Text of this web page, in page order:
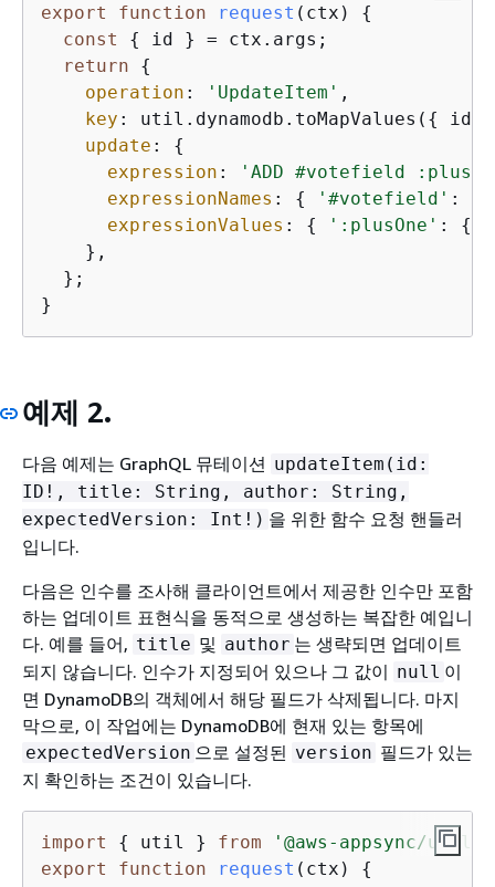
export
function request ( ctx ) {
const
{
id } = ctx.args;
return
{
operation : 'UpdateItem' ,
key : util.dynamodb.toMapValues( {
id
update : {
expression :
'ADD #votefield
expressionNames : { '#votefield' :
expressionValues : { ':plusOne' : {
    },
  };
}
예제 2.
다음 예제는 GraphQL 뮤테이션 updateItem(id:
ID!, title: String, author: String,
expectedVersion: Int!) 을 위한 함수 요청 핸들러
입니다.
다음은 인수를 조사해 클라이언트에서 제공한 인수만 포함
하는 업데이트 표현식을 동적으로 생성하는 복잡한 예입니
다. 예를 들어, title 및 author 는 생략되면 업데이트
되지 않습니다. 인수가 지정되어 있으나 그 값이 null 이
면 DynamoDB의 객체에서 해당 필드가 삭제됩니다. 마지
막으로, 이 작업에는 DynamoDB에 현재 있는 항목에
expectedVersion 으로 설정된 version 필드가 있는
지 확인하는 조건이 있습니다.
import { util } from
'@aws-appsync/utils'
export
function request ( ctx ) {